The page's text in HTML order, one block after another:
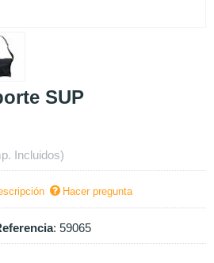
SUP
Incluidos)
Hacer pregunta
: 59065